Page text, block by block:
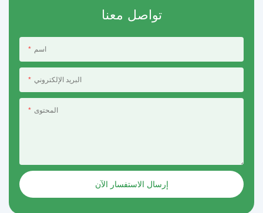
تواصل معنا
اسم
البريد الإلكتروني
المحتوى
إرسال الاستفسار الآن